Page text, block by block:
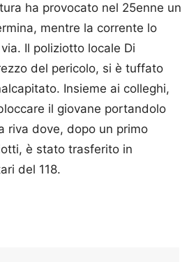
ha provocato nel 25enne un
mentre la corrente lo
Il poliziotto locale Di
del pericolo, si è tuffato
Insieme ai colleghi,
il giovane portandolo
riva dove, dopo un primo
è stato trasferito in
del 118.